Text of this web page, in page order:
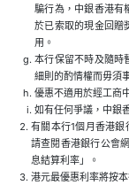
騙行為，中銀香港有
於已索取的現金回贈
用。
本行保留不時及隨時
細則的酌情權而毋須
優惠不適用於經工商
如有任何爭議，中銀
有關本行1個月香港銀
請查閱香港銀行公會
息結算利率」。
港元最優惠利率將按